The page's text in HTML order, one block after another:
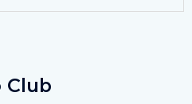
Club